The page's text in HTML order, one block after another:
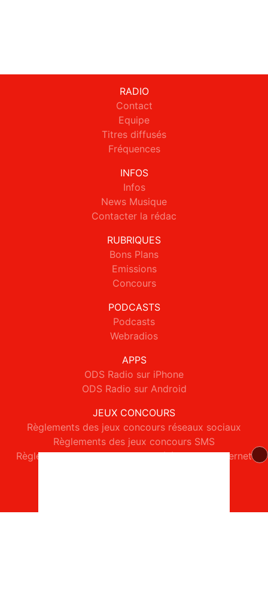
RADIO
Contact
Equipe
Titres diffusés
Fréquences
INFOS
Infos
News Musique
Contacter la rédac
RUBRIQUES
Bons Plans
Emissions
Concours
PODCASTS
Podcasts
Webradios
APPS
ODS Radio sur iPhone
ODS Radio sur Android
JEUX CONCOURS
Règlements des jeux concours réseaux sociaux
Règlements des jeux concours SMS
Règlements des jeux concours téléphone et internet